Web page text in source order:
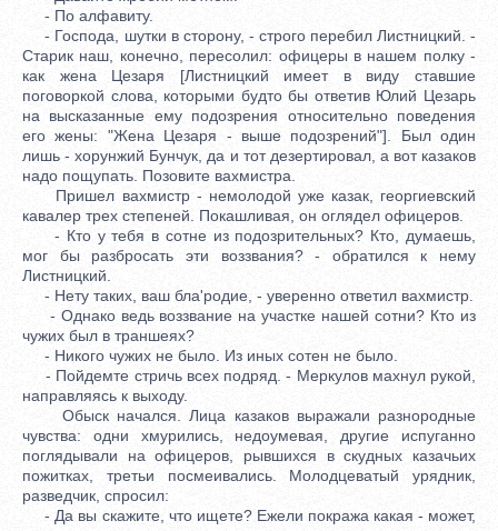
- По алфавиту.
- Господа, шутки в сторону, - строго перебил Листницкий. -
Старик наш, конечно, пересолил: офицеры в нашем полку -
как жена Цезаря [Листницкий имеет в виду ставшие
поговоркой слова, которыми будто бы ответив Юлий Цезарь
на высказанные ему подозрения относительно поведения
его жены: "Жена Цезаря - выше подозрений"]. Был один
лишь - хорунжий Бунчук, да и тот дезертировал, а вот казаков
надо пощупать. Позовите вахмистра.
Пришел вахмистр - немолодой уже казак, георгиевский
кавалер трех степеней. Покашливая, он оглядел офицеров.
- Кто у тебя в сотне из подозрительных? Кто, думаешь,
мог бы разбросать эти воззвания? - обратился к нему
Листницкий.
- Нету таких, ваш бла'родие, - уверенно ответил вахмистр.
- Однако ведь воззвание на участке нашей сотни? Кто из
чужих был в траншеях?
- Никого чужих не было. Из иных сотен не было.
- Пойдемте стричь всех подряд. - Меркулов махнул рукой,
направляясь к выходу.
Обыск начался. Лица казаков выражали разнородные
чувства: одни хмурились, недоумевая, другие испуганно
поглядывали на офицеров, рывшихся в скудных казачьих
пожитках, третьи посмеивались. Молодцеватый урядник,
разведчик, спросил:
- Да вы скажите, что ищете? Ежели покража какая - может,